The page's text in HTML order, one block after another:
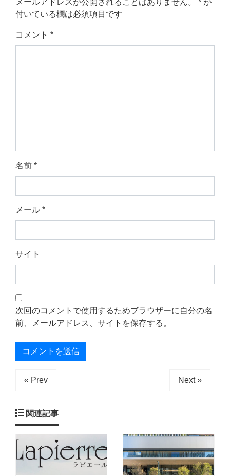
メールアドレスが公開されることはありません。 * が
付いている欄は必須項目です
コメント *
名前 *
メール *
サイト
次回のコメントで使用するためブラウザーに自分の名
前、メールアドレス、サイトを保存する。
« Prev Next »
関連記事